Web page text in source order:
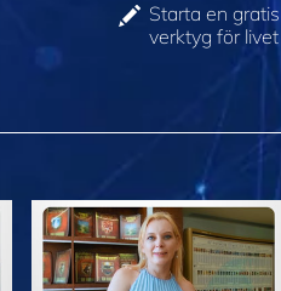
Starta en
verktyg för livet